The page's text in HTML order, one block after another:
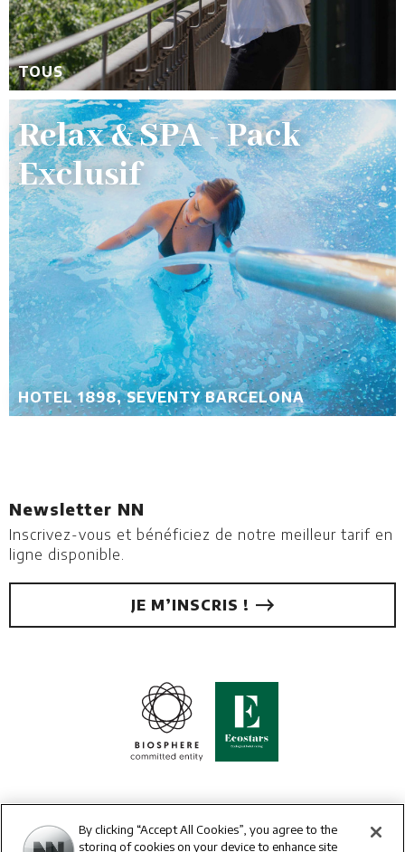
TOUS
Relax & SPA - Pack
Exclusif
HOTEL 1898, SEVENTY BARCELONA
Newsletter NN
Inscrivez-vous et bénéficiez de notre meilleur tarif en
ligne disponible.
JE M’INSCRIS !
By clicking “Accept All Cookies”, you agree to the
storing of cookies on your device to enhance site